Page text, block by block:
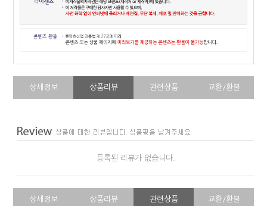
상세정보 상품리뷰 관련상품 교환/환불
등록된 리뷰가 없습니다.
상세정보 상품리뷰 관련상품 교환/환불